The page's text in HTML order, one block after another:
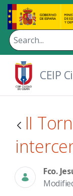
Skip to Main
CEIP
II
Fco.